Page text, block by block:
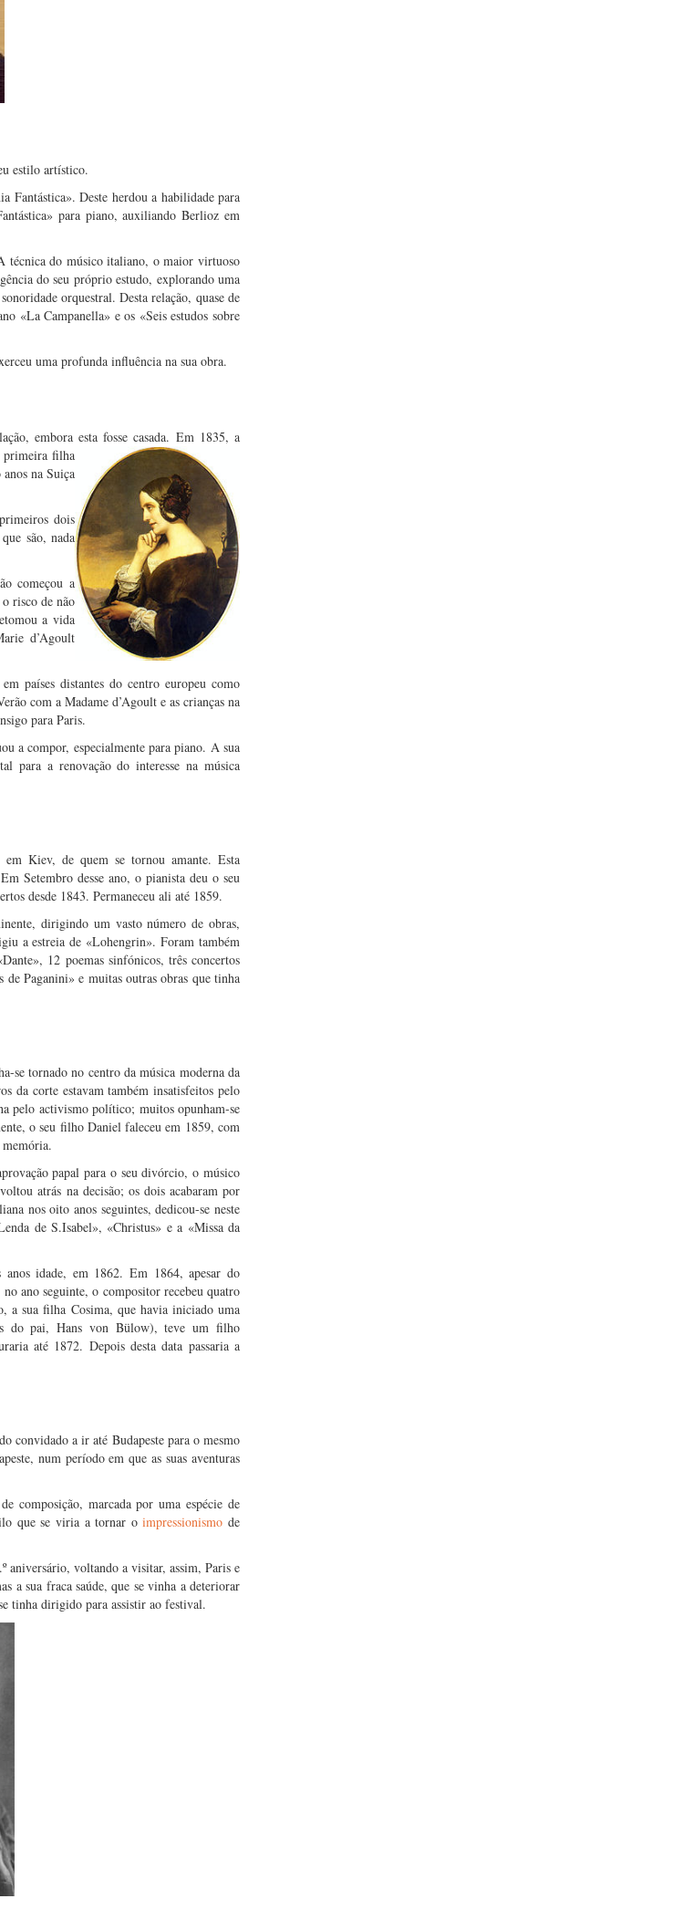
estilo artístico.
Fantástica». Deste herdou a habilidade para
para piano, auxiliando Berlioz em
técnica do músico italiano, o maior virtuoso
do seu próprio estudo, explorando uma
orquestral. Desta relação, quase de
«La Campanella» e os «Seis estudos sobre
uma profunda influência na sua obra.
embora esta fosse casada. Em 1835, a
primeira filha
na Suiça
dois
são, nada
começou a
risco de não
a vida
d’Agoult
países distantes do centro europeu como
com a Madame d’Agoult e as crianças na
para Paris.
a compor, especialmente para piano. A sua
para a renovação do interesse na música
Kiev, de quem se tornou amante. Esta
Setembro desse ano, o pianista deu o seu
desde 1843. Permaneceu ali até 1859.
dirigindo um vasto número de obras,
a estreia de «Lohengrin». Foram também
12 poemas sinfónicos, três concertos
de Paganini» e muitas outras obras que tinha
se tornado no centro da música moderna da
da corte estavam também insatisfeitos pelo
pelo activismo político; muitos opunham-se
o seu filho Daniel faleceu em 1859, com
papal para o seu divórcio, o músico
atrás na decisão; os dois acabaram por
nos oito anos seguintes, dedicou-se neste
de S.Isabel», «Christus» e a «Missa da
idade, em 1862. Em 1864, apesar do
ano seguinte, o compositor recebeu quatro
a sua filha Cosima, que havia iniciado uma
do pai, Hans von Bülow), teve um filho
até 1872. Depois desta data passaria a
convidado a ir até Budapeste para o mesmo
num período em que as suas aventuras
composição, marcada por uma espécie de
que se viria a tornar oimpressionismo de
aniversário, voltando a visitar, assim, Paris e
a sua fraca saúde, que se vinha a deteriorar
tinha dirigido para assistir ao festival.